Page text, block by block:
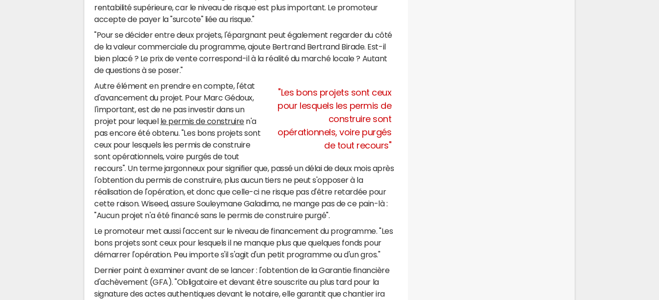
rentabilité supérieure, car le niveau de risque est plus important. Le promoteur
accepte de payer la "surcote" liée au risque."
"Pour se décider entre deux projets, l'épargnant peut également regarder du côté
de la valeur commerciale du programme, ajoute Bertrand Bertrand Birade. Est-il
bien placé ? Le prix de vente correspond-il à la réalité du marché locale ? Autant
de questions à se poser."
"Les bons projets sont ceux
pour lesquels les permis de
construire sont
opérationnels, voire purgés
de tout recours"
Autre élément en prendre en compte, l'état
d'avancement du projet. Pour Marc Gédoux,
l'important, est de ne pas investir dans un
projet pour lequel
le permis de construiren'a
pas encore été obtenu. "Les bons projets sont
ceux pour lesquels les permis de construire
sont opérationnels, voire purgés de tout
recours". Un terme jargonneux pour signifier que, passé un délai de deux mois après
l'obtention du permis de construire, plus aucun tiers ne peut s'opposer à la
réalisation de l'opération, et donc que celle-ci ne risque pas d'être retardée pour
cette raison. Wiseed, assure Souleymane Galadima, ne mange pas de ce pain-là :
"Aucun projet n'a été financé sans le permis de construire purgé".
Le promoteur met aussi l'accent sur le niveau de financement du programme. "Les
bons projets sont ceux pour lesquels il ne manque plus que quelques fonds pour
démarrer l'opération. Peu importe s'il s'agit d'un petit programme ou d'un gros."
Dernier point à examiner avant de se lancer : l'obtention de la Garantie financière
d'achèvement (GFA). "Obligatoire et devant être souscrite au plus tard pour la
signature des actes authentiques devant le notaire, elle garantit que chantier ira